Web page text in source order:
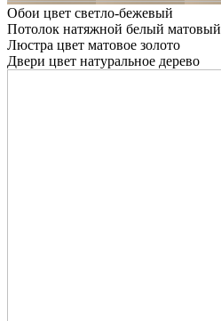
Обои цвет светло-бежевый
Потолок натяжной белый матовый
Люстра цвет матовое золото
Двери цвет натуральное дерево